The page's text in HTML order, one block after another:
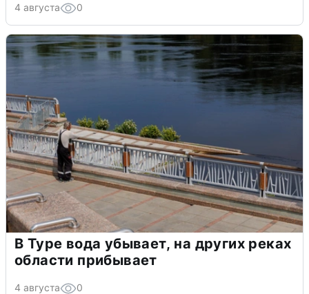
4 августа 0
В Туре вода убывает, на других реках
области прибывает
4 августа 0